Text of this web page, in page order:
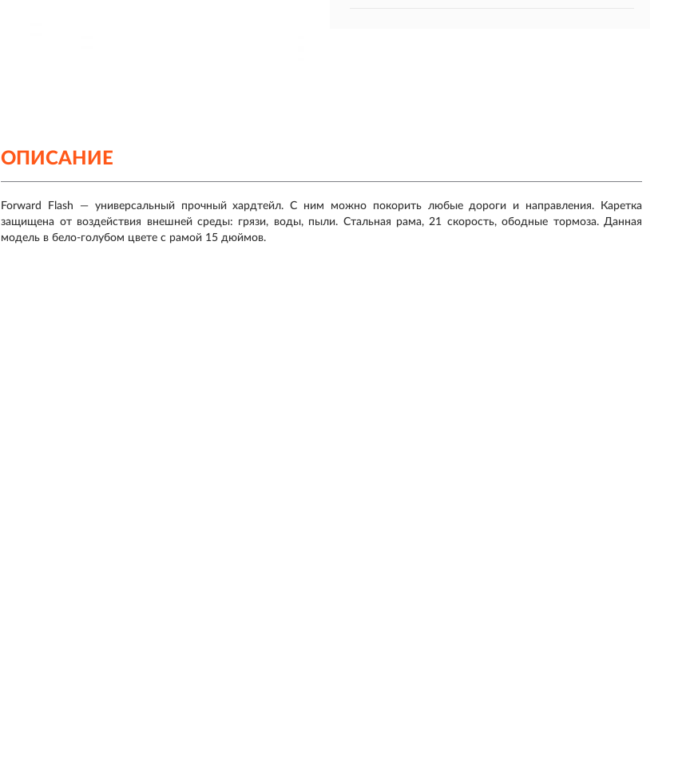
ОПИСАНИЕ
Forward Flash — универсальный прочный хардтейл. С ним можно покорить любые дороги и направления. Каретка
защищена от воздействия внешней среды: грязи, воды, пыли. Стальная рама, 21 скорость, ободные тормоза. Данная
модель в бело-голубом цвете с рамой 15 дюймов.